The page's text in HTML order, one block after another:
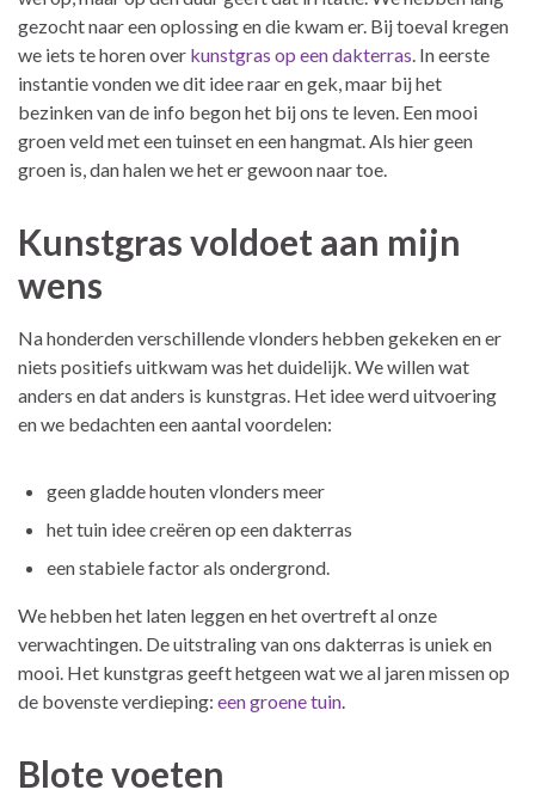
gezocht naar een oplossing en die kwam er. Bij toeval kregen
we iets te horen over kunstgras op een dakterras . In eerste
instantie vonden we dit idee raar en gek, maar bij het
bezinken van de info begon het bij ons te leven. Een mooi
groen veld met een tuinset en een hangmat. Als hier geen
groen is, dan halen we het er gewoon naar toe.
Kunstgras voldoet aan mijn
wens
Na honderden verschillende vlonders hebben gekeken en er
niets positiefs uitkwam was het duidelijk. We willen wat
anders en dat anders is kunstgras. Het idee werd uitvoering
en we bedachten een aantal voordelen:
geen gladde houten vlonders meer
het tuin idee creëren op een dakterras
een stabiele factor als ondergrond.
We hebben het laten leggen en het overtreft al onze
verwachtingen. De uitstraling van ons dakterras is uniek en
mooi. Het kunstgras geeft hetgeen wat we al jaren missen op
de bovenste verdieping: een groene tuin
Blote voeten